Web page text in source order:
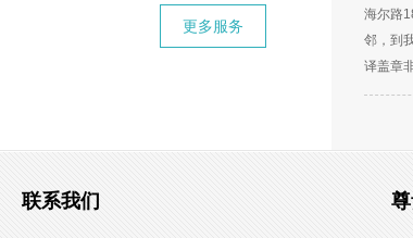
更多服务
海尔路
邻，到
译盖章
联系我们